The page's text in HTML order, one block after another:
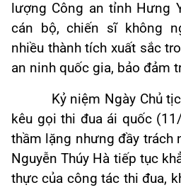
lượng Công an tỉnh Hưng
cán bộ, chiến sĩ không
nhiều thành tích xuất sắc
an ninh quốc gia, bảo đảm
Kỷ niệm Ngày Chủ tịch
kêu gọi thi đua ái quốc
thầm lặng nhưng đầy trách
Nguyễn Thúy Hà tiếp tục
thực của công tác thi đua,